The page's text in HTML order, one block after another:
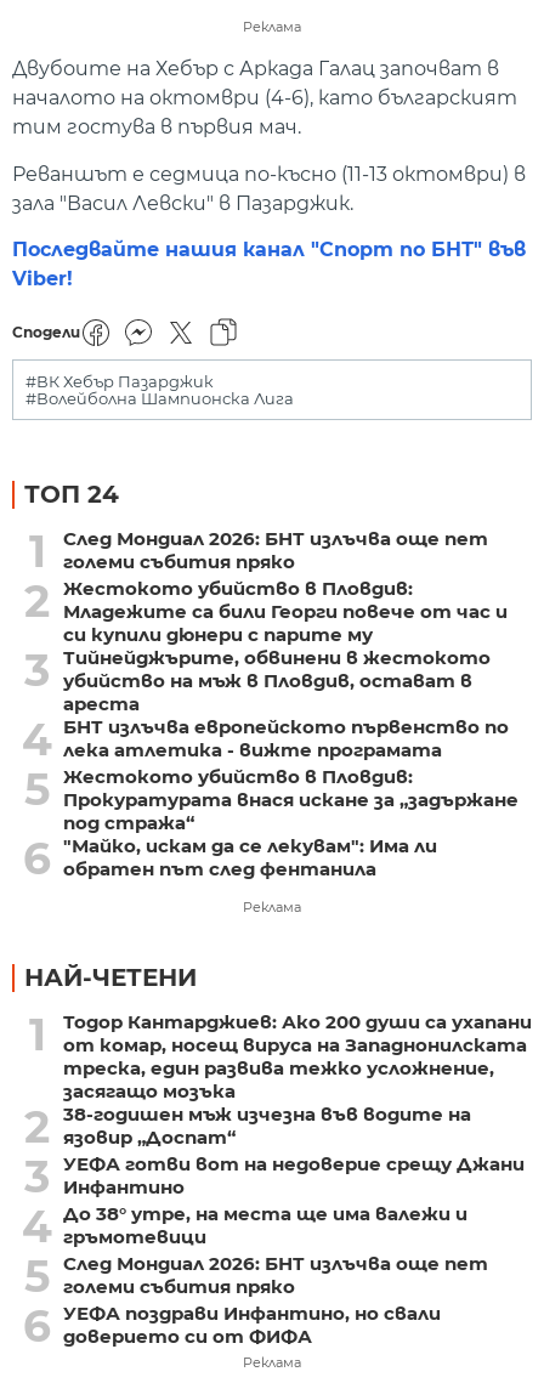
Реклама
Двубоите на Хебър с Аркада Галац започват в
началото на октомври (4-6), като българският
тим гостува в първия мач.
Реваншът е седмица по-късно (11-13 октомври) в
зала "Васил Левски" в Пазарджик.
Последвайте нашия канал "Спорт по БНТ" във
Viber!
Сподели
#ВК Хебър Пазарджик
#Волейболна Шампионска Лига
ТОП 24
1
След Мондиал 2026: БНТ излъчва още пет
големи събития пряко
2
Жестокото убийство в Пловдив:
Младежите са били Георги повече от час и
си купили дюнери с парите му
3
Тийнейджърите, обвинени в жестокото
убийство на мъж в Пловдив, остават в
ареста
4 БНТ излъчва европейското първенство по
лека атлетика - вижте програмата
5 Жестокото убийство в Пловдив:
Прокуратурата внася искане за „задържане
под стража“
6 "Майко, искам да се лекувам": Има ли
обратен път след фентанила
Реклама
НАЙ-ЧЕТЕНИ
1
Тодор Кантарджиев: Ако 200 души са ухапани
от комар, носещ вируса на Западнонилската
треска, един развива тежко усложнение,
засягащо мозъка
2
38-годишен мъж изчезна във водите на
язовир „Доспат“
3
УЕФА готви вот на недоверие срещу Джани
Инфантино
4 До 38° утре, на места ще има валежи и
гръмотевици
5 След Мондиал 2026: БНТ излъчва още пет
големи събития пряко
6 УЕФА поздрави Инфантино, но свали
доверието си от ФИФА
Реклама